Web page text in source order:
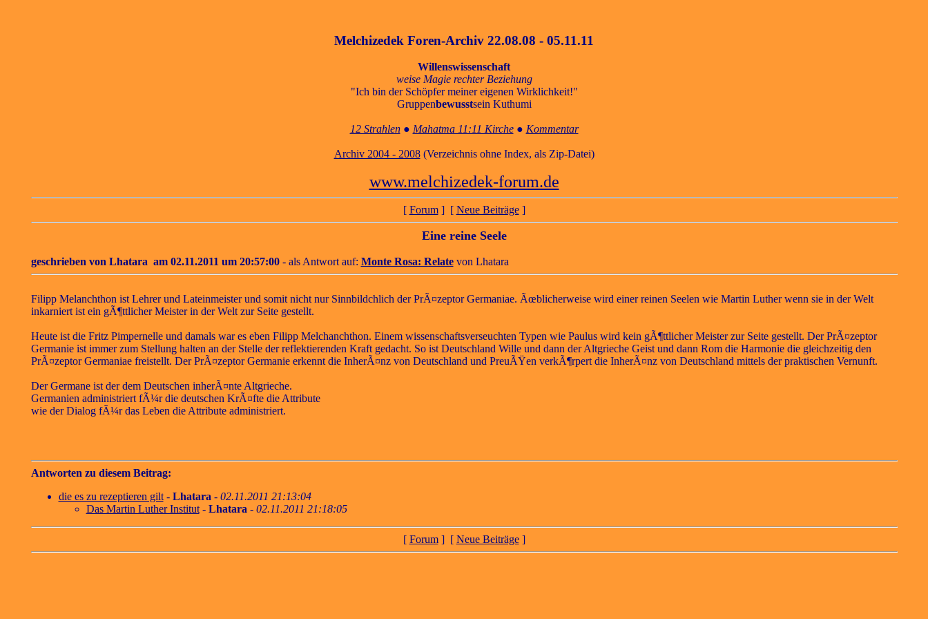
Melchizedek Foren-Archiv 22.08.08 - 05.11.11
Willenswissenschaft
weise Magie rechter Beziehung
"Ich bin der Schöpfer meiner eigenen Wirklichkeit!"
Gruppenbewusstsein Kuthumi
12 Strahlen● Mahatma 11:11 Kirche● Kommentar
Archiv 2004 - 2008(Verzeichnis ohne Index, als Zip-Datei)
www.melchizedek-forum.de
[ Forum] [ Neue Beiträge]
Eine reine Seele
geschrieben von Lhataraam 02.11.2011 um 20:57:00- als Antwort auf: Monte Rosa: Relatevon Lhatara
Filipp Melanchthon ist Lehrer und Lateinmeister und somit nicht nur Sinnbildchlich der PrÃ¤zeptor Germaniae. Ãœblicherweise wird einer reinen Seelen wie Martin Luther wenn sie in der Welt
inkarniert ist ein gÃ¶ttlicher Meister in der Welt zur Seite gestellt.
Heute ist die Fritz Pimpernelle und damals war es eben Filipp Melchanchthon. Einem wissenschaftsverseuchten Typen wie Paulus wird kein gÃ¶ttlicher Meister zur Seite gestellt. Der PrÃ¤zeptor
Germanie ist immer zum Stellung halten an der Stelle der reflektierenden Kraft gedacht. So ist Deutschland Wille und dann der Altgrieche Geist und dann Rom die Harmonie die gleichzeitig den
PrÃ¤zeptor Germaniae freistellt. Der PrÃ¤zeptor Germanie erkennt die InherÃ¤nz von Deutschland und PreuÃŸen verkÃ¶rpert die InherÃ¤nz von Deutschland mittels der praktischen Vernunft.
Der Germane ist der dem Deutschen inherÃ¤nte Altgrieche.
Germanien administriert fÃ¼r die deutschen KrÃ¤fte die Attribute
wie der Dialog fÃ¼r das Leben die Attribute administriert.
Antworten zu diesem Beitrag:
die es zu rezeptieren gilt- Lhatara- 02.11.2011 21:13:04
Das Martin Luther Institut- Lhatara- 02.11.2011 21:18:05
[ Forum] [ Neue Beiträge]